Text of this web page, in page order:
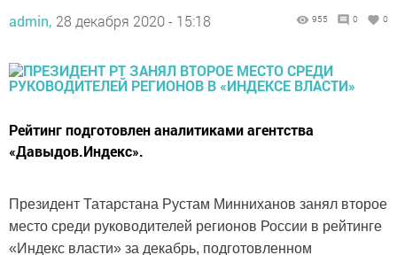
admin, 28 декабря 2020 - 15:18 955 0 0
Рейтинг подготовлен аналитиками агентства
«Давыдов.Индекс».
Президент Татарстана Рустам Минниханов занял второе
место среди руководителей регионов России в рейтинге
«Индекс власти» за декабрь, подготовленном